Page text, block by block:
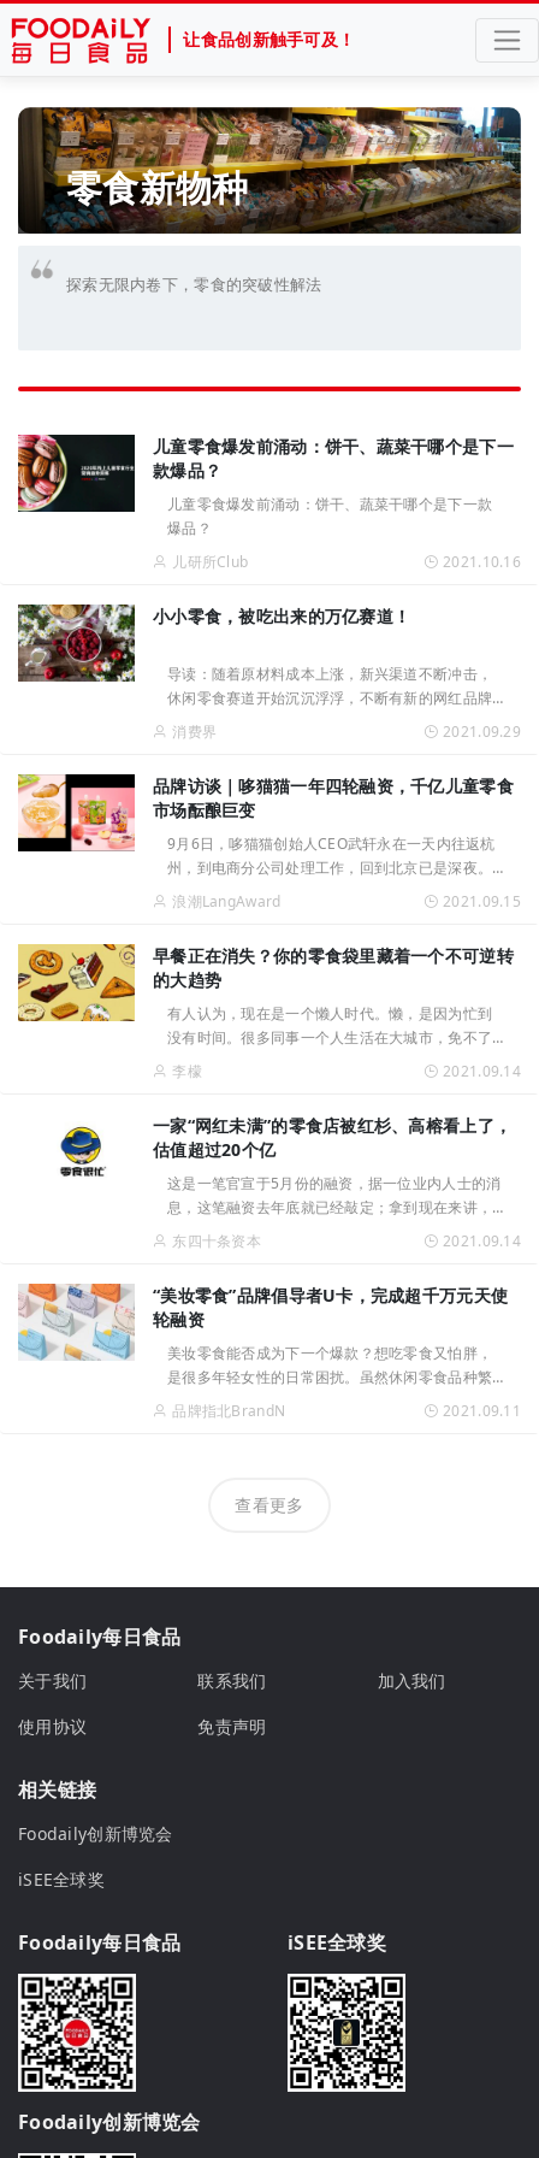
让食品创新触手可及！
零食新物种
探索无限内卷下，零食的突破性解法
儿童零食爆发前涌动：饼干、蔬菜干哪个是下一
款爆品？
儿童零食爆发前涌动：饼干、蔬菜干哪个是下一款
爆品？
儿研所Club
2021.10.16
小小零食，被吃出来的万亿赛道！
导读：随着原材料成本上涨，新兴渠道不断冲击，
休闲零食赛道开始沉沉浮浮，不断有新的网红品牌
涌入，这个万亿市场热闹非凡。根据天眼查数据显
示，目前我国有16.3万余家休闲零食相关企业。根
消费界 2021.09.29
品牌访谈｜哆猫猫一年四轮融资，千亿儿童零食
市场酝酿巨变
9月6日，哆猫猫创始人CEO武轩永在一天内往返杭
州，到电商分公司处理工作，回到北京已是深夜。
过去一年，他一直保持着高强度的工作状态。作为
一名90后创业者，他和太太Febe有三个小朋友。自
浪潮LangAward 2021.09.15
早餐正在消失？你的零食袋里藏着一个不可逆转
的大趋势
有人认为，现在是一个懒人时代。懒，是因为忙到
没有时间。很多同事一个人生活在大城市，免不了
被老家的父母唠叨一定要吃早餐。但是，你懂的，
在大城市吃一顿早餐，心理压力是很大的。不是你
李檬 2021.09.14
一家“网红未满”的零食店被红杉、高榕看上了，
估值超过20个亿
这是一笔官宣于5月份的融资，据一位业内人士的消
息，这笔融资去年底就已经敲定；拿到现在来讲，
主要是因为当下这个时间节点比较有意思。一方
面，有一条消息已经在VC圈里蔓延消费投资热开始
东四十条资本 2021.09.14
“美妆零食”品牌倡导者U卡，完成超千万元天使
轮融资
美妆零食能否成为下一个爆款？想吃零食又怕胖，
是很多年轻女性的日常困扰。虽然休闲零食品种繁
多，但很多看似健康的零食，实则重油重盐重糖，
热量并不低。于是，翻看配料表成为年轻人吃零食
品牌指北BrandN 2021.09.11
查看更多
Foodaily每日食品
关于我们 联系我们
加入我们
使用协议
免责声明
相关链接
Foodaily创新博览会
iSEE全球奖
Foodaily每日食品 iSEE全球奖
Foodaily创新博览会